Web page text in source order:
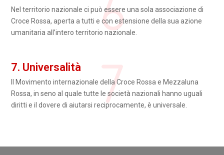
Nel territorio nazionale ci può essere una sola associazione di
Croce Rossa, aperta a tutti e con estensione della sua azione
umanitaria all’intero territorio nazionale.
7. Universalità
Il Movimento internazionale della Croce Rossa e Mezzaluna
Rossa, in seno al quale tutte le società nazionali hanno uguali
diritti e il dovere di aiutarsi reciprocamente, è universale.